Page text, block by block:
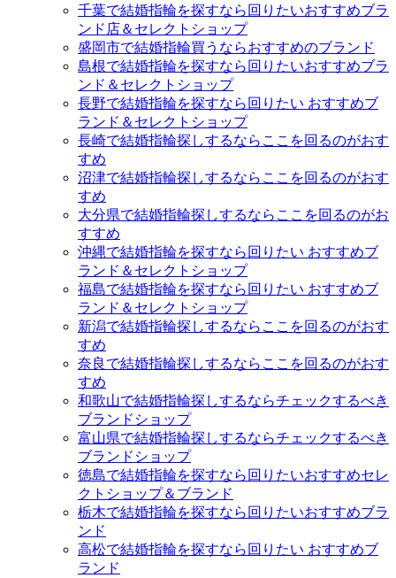
千葉で結婚指輪を探すなら回りたいおすすめブラ
ンド店＆セレクトショップ
盛岡市で結婚指輪買うならおすすめのブランド
島根で結婚指輪を探すなら回りたいおすすめブラ
ンド＆セレクトショップ
長野で結婚指輪を探すなら回りたい おすすめブ
ランド＆セレクトショップ
長崎で結婚指輪探しするならここを回るのがおす
すめ
沼津で結婚指輪探しするならここを回るのがおす
すめ
大分県で結婚指輪探しするならここを回るのがお
すすめ
沖縄で結婚指輪を探すなら回りたい おすすめブ
ランド＆セレクトショップ
福島で結婚指輪を探すなら回りたい おすすめブ
ランド＆セレクトショップ
新潟で結婚指輪探しするならここを回るのがおす
すめ
奈良で結婚指輪探しするならここを回るのがおす
すめ
和歌山で結婚指輪探しするならチェックするべき
ブランドショップ
富山県で結婚指輪探しするならチェックするべき
ブランドショップ
徳島で結婚指輪を探すなら回りたいおすすめセレ
クトショップ＆ブランド
栃木で結婚指輪を探すなら回りたいおすすめブラ
ンド
高松で結婚指輪を探すなら回りたい おすすめブ
ランド